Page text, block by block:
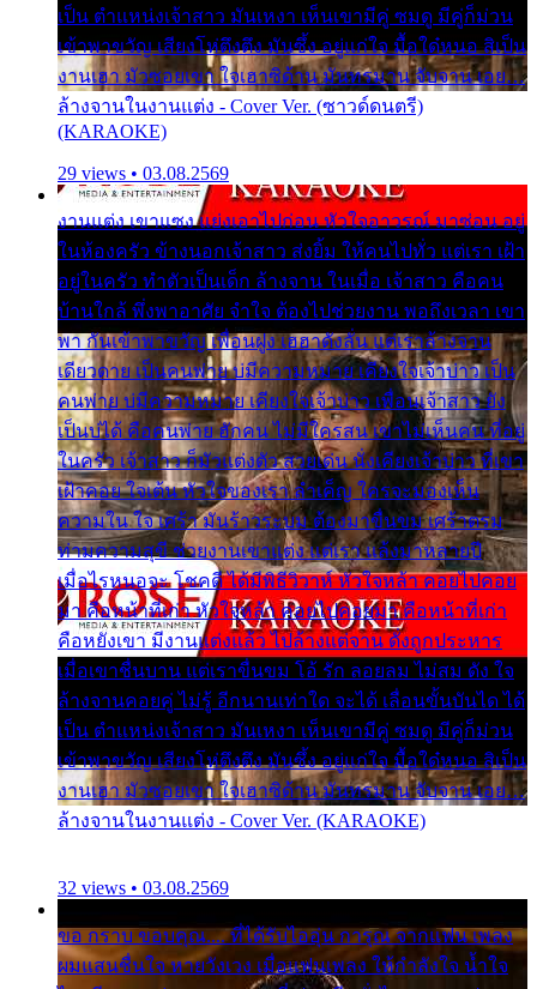
เป็น ตำแหน่งเจ้าสาว มันเหงา เห็นเขามีคู่ ซมดู มีคู่ก็ม่วน
เข้าพาขวัญ เสียงโห่ตึงตึง มันซึ้ง อยู่แก่ใจ มื้อใด๋หนอ สิเป็น
งานเฮา มัวซอยเขา ใจเฮาซิด้าน มันทรมาน จับจาน เอย…
ล้างจานในงานแต่ง - Cover Ver. (ซาวด์ดนตรี)
(KARAOKE)
29 views • 03.08.2569
งานแต่ง เขาแซง แย่งเอาไปก่อน หัวใจอาวรณ์ มาซ่อน อยู่
ในห้องครัว ข้างนอกเจ้าสาว ส่งยิ้ม ให้คนไปทั่ว แต่เรา เฝ้า
อยู่ในครัว ทำตัวเป็นเด็ก ล้างจาน ในเมื่อ เจ้าสาว คือคน
บ้านใกล้ พึ่งพาอาศัย จำใจ ต้องไปช่วยงาน พอถึงเวลา เขา
พา กันเข้าพาขวัญ เพื่อนฝูง เฮฮาดังลั่น แต่เราล้างจาน
เดียวดาย เป็นคนพ่าย บ่มีความหมาย เคียงใจเจ้าบ่าว เป็น
คนพ่าย บ่มีความหมาย เคียงใจเจ้าบ่าว เพื่อนเจ้าสาว ยัง
เป็นบ่ได้ คือคนพ่าย ฮักคน ไม่มีใครสน เขาไม่เห็นคน ที่อยู่
ในครัว เจ้าสาว ก็มัวแต่งตัว สวยเด่น นั่งเคียงเจ้าบ่าว ที่เขา
เฝ้าคอย ใจเต้น หัวใจของเรา ลำเค็ญ ใครจะมองเห็น
ความใน ใจ เศร้า มันร้าวระบม ต้องมาขื่นขม เศร้าตรม
ท่ามความสุขี ช่วยงานเขาแต่ง แต่เรา แล้งมาหลายปี
เมื่อไรหนอจะ โชคดี ได้มีพิธีวิวาห์ หัวใจหล้า คอยไปคอย
มา คือหน้าที่เก่า หัวใจหล้า คอยไปคอยมา คือหน้าที่เก่า
คือหยังเขา มีงานแต่งแล้ว ไปล้างแต่จาน ดั่งถูกประหาร
เมื่อเขาชื่นบาน แต่เราขื่นขม โอ้ รัก ลอยลม ไม่สม ดัง ใจ
ล้างจานคอยคู่ ไม่รู้ อีกนานเท่าใด จะได้ เลื่อนขั้นบันได ได้
เป็น ตำแหน่งเจ้าสาว มันเหงา เห็นเขามีคู่ ซมดู มีคู่ก็ม่วน
เข้าพาขวัญ เสียงโห่ตึงตึง มันซึ้ง อยู่แก่ใจ มื้อใด๋หนอ สิเป็น
งานเฮา มัวซอยเขา ใจเฮาซิด้าน มันทรมาน จับจาน เอย…
ล้างจานในงานแต่ง - Cover Ver. (KARAOKE)
32 views • 03.08.2569
ขอ กราบ ขอบคุณ.... ที่ได้รับไออุ่น การุณ จากแฟน เพลง
ผมแสนชื่นใจ หายวังเวง เมื่อแฟนเพลง ให้กำลังใจ น้ำใจ